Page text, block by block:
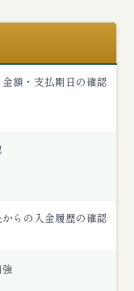
額・支払期日の確認
らの入金履歴の確認